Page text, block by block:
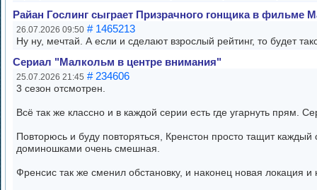
Райан Гослинг сыграет Призрачного гонщика в фильме
26.07.2026 09:50 # 1465213
Ну ну, мечтай. А если и сделают взрослый рейтинг, то будет
Сериал "Малкольм в центре внимания"
25.07.2026 21:45 # 234606
3 сезон отсмотрен.
Всё так же классно и в каждой серии есть где угарнуть прям.
Повторюсь и буду повторяться, Кренстон просто тащит
доминошками очень смешная.
Френсис так же сменил обстановку, и наконец новая локация